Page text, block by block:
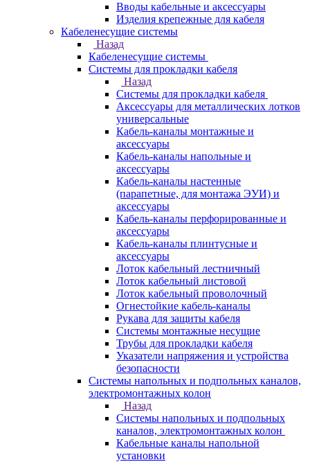
Вводы кабельные и аксессуары
Изделия крепежные для кабеля
Кабеленесущие системы
Назад
Кабеленесущие системы
Системы для прокладки кабеля
Назад
Системы для прокладки кабеля
Аксессуары для металлических лотков
универсальные
Кабель-каналы монтажные и
аксессуары
Кабель-каналы напольные и
аксессуары
Кабель-каналы настенные
(парапетные, для монтажа ЭУИ) и
аксессуары
Кабель-каналы перфорированные и
аксессуары
Кабель-каналы плинтусные и
аксессуары
Лоток кабельный лестничный
Лоток кабельный листовой
Лоток кабельный проволочный
Огнестойкие кабель-каналы
Рукава для защиты кабеля
Системы монтажные несущие
Трубы для прокладки кабеля
Указатели напряжения и устройства
безопасности
Системы напольных и подпольных каналов,
электромонтажных колон
Назад
Системы напольных и подпольных
каналов, электромонтажных колон
Кабельные каналы напольной
установки